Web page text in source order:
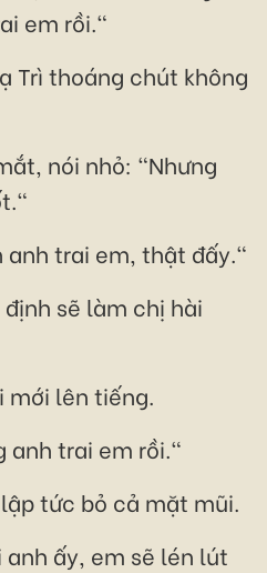
em rồi."
Trì thoáng chút không
nói nhỏ: "Nhưng
trai em, thật đấy."
sẽ làm chị hài
mới lên tiếng.
anh trai em rồi."
tức bỏ cả mặt mũi.
anh ấy, em sẽ lén lút